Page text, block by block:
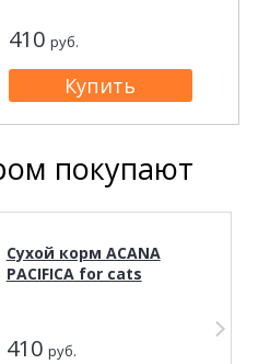
410 руб.
покупают
Сухой корм ACANA
PACIFICA for cats
410 руб.